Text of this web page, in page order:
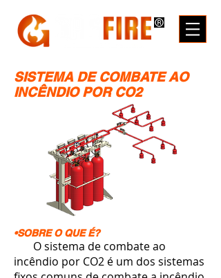
SISTEMA DE COMBATE AO
INCÊNDIO POR CO2
•SOBRE O QUE É?
O sistema de combate ao
incêndio por CO2 é um dos sistemas